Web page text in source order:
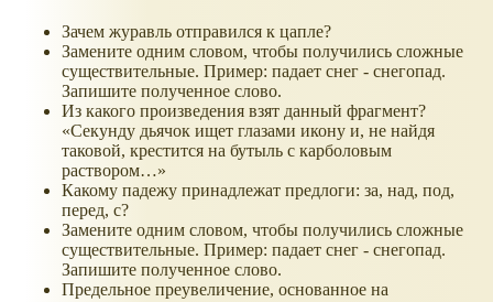
Зачем журавль отправился к цапле?
Замените одним словом, чтобы получились сложные
существительные. Пример: падает снег - снегопад.
Запишите полученное слово.
Из какого произведения взят данный фрагмент?
«Секунду дьячок ищет глазами икону и, не найдя
таковой, крестится на бутыль с карболовым
раствором…»
Какому падежу принадлежат предлоги: за, над, под,
перед, с?
Замените одним словом, чтобы получились сложные
существительные. Пример: падает снег - снегопад.
Запишите полученное слово.
Предельное преувеличение, основанное на